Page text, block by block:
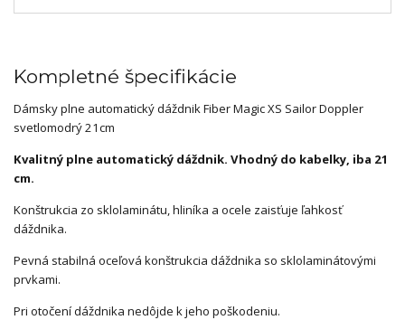
Kompletné špecifikácie
Dámsky plne automatický dáždnik Fiber Magic XS SailorDoppler
svetlomodrý 21cm
Kvalitný plne automatický dáždnik. Vhodný do kabelky, iba 21
cm.
Konštrukcia zo sklolaminátu, hliníka a ocele zaisťuje ľahkosť
dáždnika.
Pevná stabilná oceľová konštrukcia dáždnika so sklolaminátovými
prvkami.
Pri otočení dáždnika nedôjde k jeho poškodeniu.